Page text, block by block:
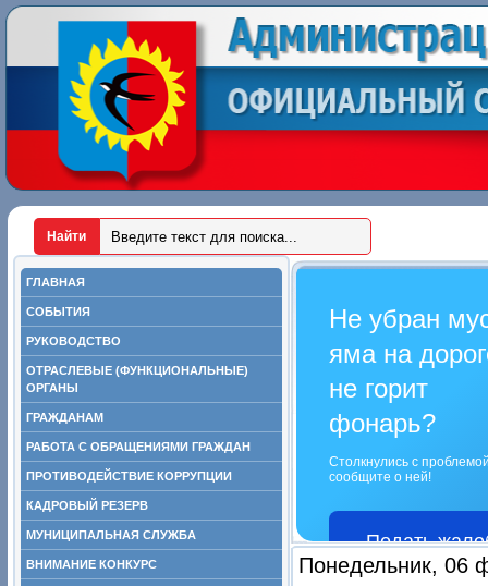
ГЛАВНАЯ
СОБЫТИЯ
РУКОВОДСТВО
ОТРАСЛЕВЫЕ (ФУНКЦИОНАЛЬНЫЕ)
ОРГАНЫ
ГРАЖДАНАМ
РАБОТА С ОБРАЩЕНИЯМИ ГРАЖДАН
ПРОТИВОДЕЙСТВИЕ КОРРУПЦИИ
КАДРОВЫЙ РЕЗЕРВ
МУНИЦИПАЛЬНАЯ СЛУЖБА
ВНИМАНИЕ КОНКУРС
Не убран
яма на
не горит
фонарь?
Столкнулись с
сообщите о ней!
Подать
Понедельник, 06